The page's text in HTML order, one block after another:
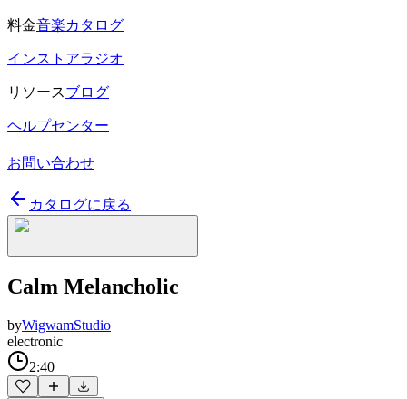
料金音楽カタログ
インストアラジオ
リソースブログ
ヘルプセンター
お問い合わせ
カタログに戻る
Calm Melancholic
byWigwamStudio
electronic
2:40